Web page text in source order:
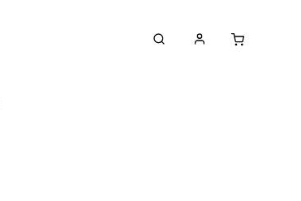
Sběratelské předměty Péče o tenisky